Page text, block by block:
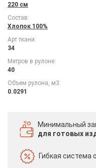
220 см
Состав:
Хлопок 100%
Арт ткани:
34
Метров в рулоне:
40
Объем рулона, м3:
0.0291
Минимальный
для готовых
Гибкая система